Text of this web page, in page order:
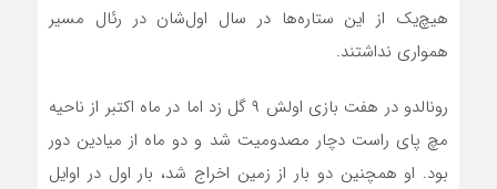
هیچ‌یک از این ستاره‌ها در سال اول‌شان در رئال مسیر
همواری نداشتند.
رونالدو در هفت بازی اولش ۹ گل زد اما در ماه اکتبر از ناحیه
مچ پای راست دچار مصدومیت شد و دو ماه از میادین دور
بود. او همچنین دو بار از زمین اخراج شد، بار اول در اوایل